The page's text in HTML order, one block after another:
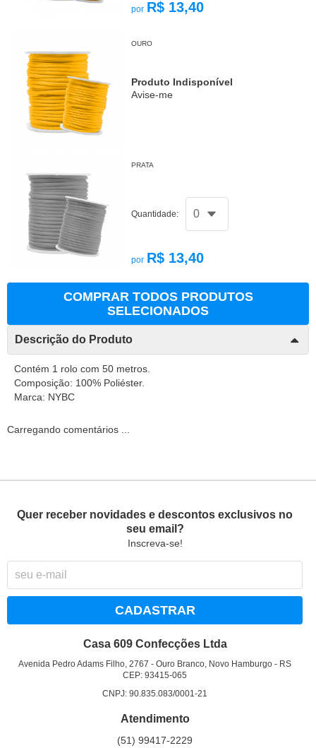
por R$ 13,40
OURO
Produto Indisponível
Avise-me
PRATA
Quantidade:
por R$ 13,40
COMPRAR TODOS PRODUTOS
SELECIONADOS
Descrição do Produto
Contém 1 rolo com 50 metros.
Composição: 100% Poliéster.
Marca: NYBC
Carregando comentários ...
Quer receber novidades e descontos exclusivos no
seu email?
Inscreva-se!
CADASTRAR
Casa 609 Confecções Ltda
Avenida Pedro Adams Filho, 2767 -Ouro Branco, Novo Hamburgo - RS
CEP: 93415-065
CNPJ: 90.835.083/0001-21
Atendimento
(51) 99417-2229